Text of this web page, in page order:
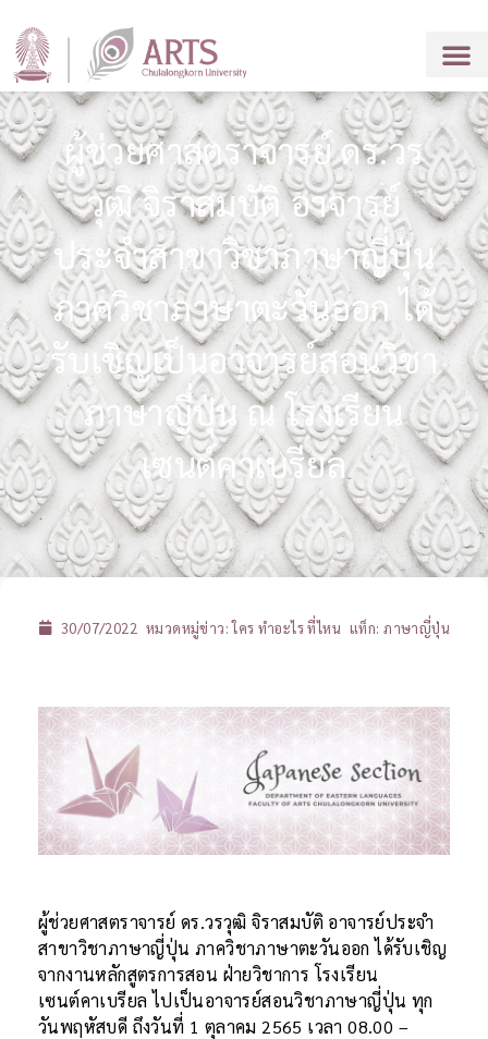
ผู้ช่วยศาสตราจารย์ ดร.วร
วุฒิ จิราสมบัติ อาจารย์
ประจำสาขาวิชาภาษาญี่ปุ่น
ภาควิชาภาษาตะวันออก ได้
รับเชิญเป็นอาจารย์สอนวิชา
ภาษาญี่ปุ่น ณ โรงเรียน
เซนต์คาเบรียล
30/07/2022 หมวดหมู่ข่าว:ใคร ทำอะไร ที่ไหน แท็ก: ภาษาญี่ปุ่น
ผู้ช่วยศาสตราจารย์ ดร.วรวุฒิ จิราสมบัติ อาจารย์ประจำ
สาขาวิชาภาษาญี่ปุ่น ภาควิชาภาษาตะวันออก ได้รับเชิญ
จากงานหลักสูตรการสอน ฝ่ายวิชาการ โรงเรียน
เซนต์คาเบรียล ไปเป็นอาจารย์สอนวิชาภาษาญี่ปุ่น ทุก
วันพฤหัสบดี ถึงวันที่ 1 ตุลาคม 2565 เวลา 08.00 –